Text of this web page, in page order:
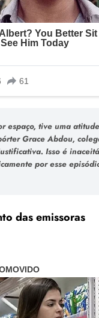
espaço, tive uma
Grace Abdou,
Isso é
por esse
das emissoras